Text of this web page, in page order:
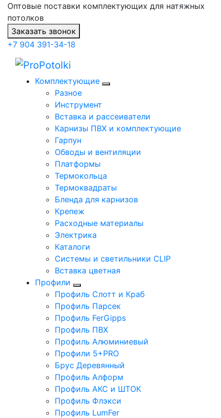
Оптовые поставки комплектующих для натяжных
потолков
Заказать звонок
+7 904 391-34-18
Комплектующие
Разное
Инструмент
Вставка и рассеиватели
Карнизы ПВХ и комплектующие
Гарпун
Обводы и вентиляции
Платформы
Термокольца
Термоквадраты
Бленда для карнизов
Крепеж
Расходные материалы
Электрика
Каталоги
Системы и светильники CLIP
Вставка цветная
Профили
Профиль Слотт и Краб
Профиль Парсек
Профиль FerGipps
Профиль ПВХ
Профиль Алюминиевый
Профили 5+PRO
Брус Деревянный
Профиль Алформ
Профиль АКС и ШТОК
Профиль Флэкси
Профиль LumFer